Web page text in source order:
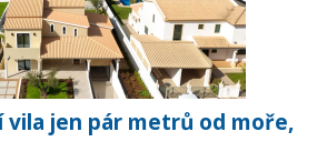
vila jen pár metrů od moře,